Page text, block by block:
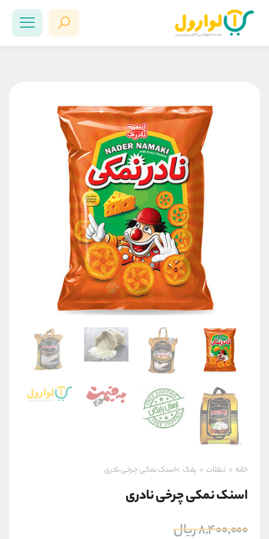
خانه > تنقلات > پفک >اسنک نمکی چرخی نادری
اسنک نمکی چرخی نادری
۸,۴۰۰,۰۰۰ریال